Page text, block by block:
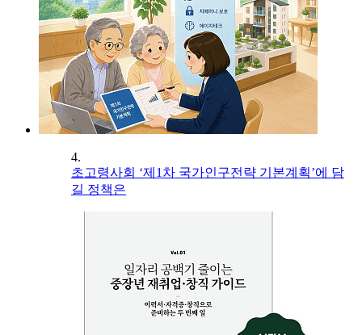
4.
초고령사회 ‘제1차 국가인구전략 기본계획’에 담
길 정책은